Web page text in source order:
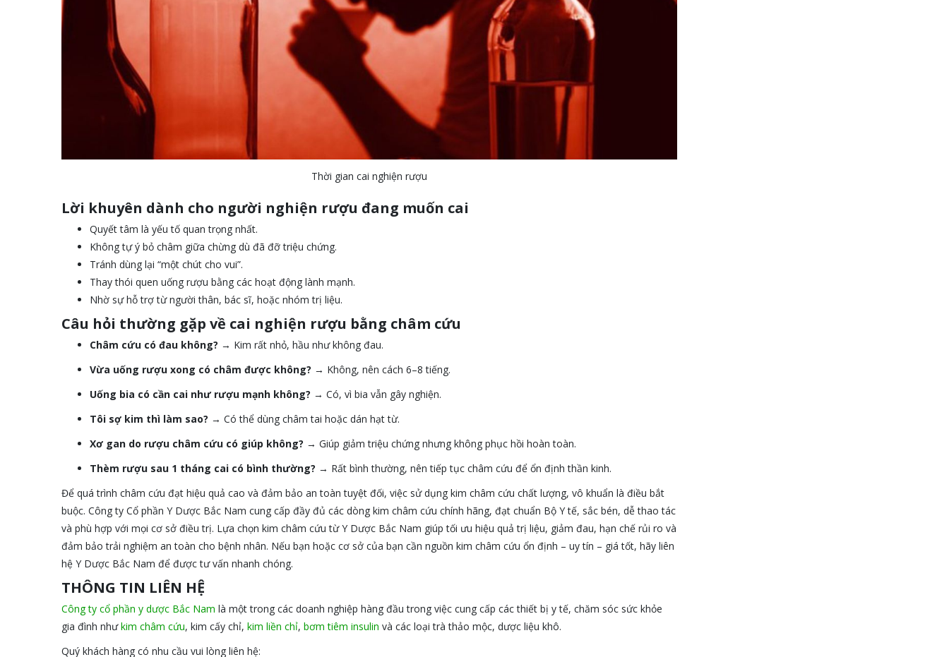
Thời gian cai nghiện rượu
Lời khuyên dành cho người nghiện rượu đang muốn cai
Quyết tâm là yếu tố quan trọng nhất.
Không tự ý bỏ châm giữa chừng dù đã đỡ triệu chứng.
Tránh dùng lại “một chút cho vui”.
Thay thói quen uống rượu bằng các hoạt động lành mạnh.
Nhờ sự hỗ trợ từ người thân, bác sĩ, hoặc nhóm trị liệu.
Câu hỏi thường gặp về cai nghiện rượu bằng châm cứu
Châm cứu có đau không? → Kim rất nhỏ, hầu như không đau.
Vừa uống rượu xong có châm được không? → Không, nên cách 6–8 tiếng.
Uống bia có cần cai như rượu mạnh không? → Có, vì bia vẫn gây nghiện.
Tôi sợ kim thì làm sao? → Có thể dùng châm tai hoặc dán hạt từ.
Xơ gan do rượu châm cứu có giúp không? → Giúp giảm triệu chứng nhưng không phục hồi hoàn toàn.
Thèm rượu sau 1 tháng cai có bình thường? → Rất bình thường, nên tiếp tục châm cứu để ổn định thần kinh.
Để quá trình châm cứu đạt hiệu quả cao và đảm bảo an toàn tuyệt đối, việc sử dụng kim châm cứu chất lượng, vô khuẩn là điều bắt
buộc. Công ty Cổ phần Y Dược Bắc Nam cung cấp đầy đủ các dòng kim châm cứu chính hãng, đạt chuẩn Bộ Y tế, sắc bén, dễ thao tác
và phù hợp với mọi cơ sở điều trị. Lựa chọn kim châm cứu từ Y Dược Bắc Nam giúp tối ưu hiệu quả trị liệu, giảm đau, hạn chế rủi ro và
đảm bảo trải nghiệm an toàn cho bệnh nhân. Nếu bạn hoặc cơ sở của bạn cần nguồn kim châm cứu ổn định – uy tín – giá tốt, hãy liên
hệ Y Dược Bắc Nam để được tư vấn nhanh chóng.
THÔNG TIN LIÊN HỆ
Công ty cổ phần y dược Bắc Nam là một trong các doanh nghiệp hàng đầu trong việc cung cấp các thiết bị y tế, chăm sóc sức khỏe
gia đình nhưkim châm cứu, kim cấy chỉ, kim liền chỉ, bơm tiêm insulin và các loại trà thảo mộc, dược liệu khô.
Quý khách hàng có nhu cầu vui lòng liên hệ: